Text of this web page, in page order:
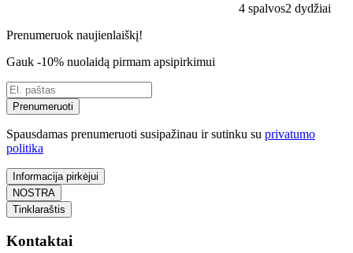
4 spalvos2 dydžiai
Prenumeruok naujienlaiškį!
Gauk -10% nuolaidą pirmam apsipirkimui
Prenumeruoti
Spausdamas prenumeruoti susipažinau ir sutinku su privatumo
politika
Informacija pirkėjui
NOSTRA
Tinklaraštis
Kontaktai